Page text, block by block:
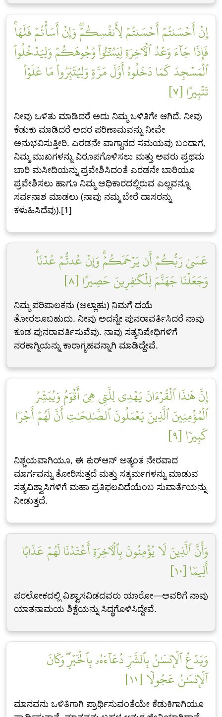
إِنۡ أَحۡسَنتُمۡ أَحۡسَنتُمۡ لِأَنفُسِكُمۡۖ وَإِنۡ أَسَأۡتُمۡ فَلَهَاۚ
فَإِذَا جَآءَ وَعۡدُ ٱلۡأٓخِرَةِ لِيَسُـُٔواْ وُجُوهَكُمۡ وَلِيَدۡخُلُواْ
ٱلۡمَسۡجِدَ كَمَا دَخَلُوهُ أَوَّلَ مَرَّةٖ وَلِيُتَبِّرُواْ مَا عَلَوۡاْ
تَتۡبِيرًا [٧]
ನೀವು ಒಳಿತು ಮಾಡಿದರೆ ಅದು ನಿಮ್ಮ ಒಳಿತಿಗೇ ಆಗಿದೆ. ನೀವು
ಕೆಡುಕು ಮಾಡಿದರೆ ಅದರ ಪರಿಣಾಮವನ್ನು ನೀವೇ
ಅನುಭವಿಸುತ್ತೀರಿ. ಎರಡನೇ ವಾಗ್ದಾನದ ಸಮಯವು ಬಂದಾಗ,
ನಿಮ್ಮ ಮುಖಗಳನ್ನು ವಿರೂಪಗೊಳಿಸಲು ಮತ್ತು ಅವರು ಪ್ರಥಮ
ಬಾರಿ ಮಸೀದಿಯನ್ನು ಪ್ರವೇಶಿಸಿದಂತೆ ಎರಡನೇ ಬಾರಿಯೂ
ಪ್ರವೇಶಿಸಲು ಹಾಗೂ ನಿಮ್ಮ ಅಧಿಕಾರದಲ್ಲಿರುವ ಎಲ್ಲವನ್ನೂ
ಸರ್ವನಾಶ ಮಾಡಲು (ನಾವು ನಮ್ಮ ಬೇರೆ ದಾಸರನ್ನು
ಕಳುಹಿಸಿದೆವು).[1]
عَسَىٰ رَبُّكُمۡ أَن يَرۡحَمَكُمۡۚ وَإِنۡ عُدتُّمۡ عُدۡنَاۚ
وَجَعَلۡنَا جَهَنَّمَ لِلۡكَٰفِرِينَ حَصِيرًا [٨]
ನಿಮ್ಮ ಪರಿಪಾಲಕನು (ಅಲ್ಲಾಹು) ನಿಮಗೆ ದಯೆ
ತೋರಲೂಬಹುದು. ನೀವು ಅದನ್ನೇ ಪುನರಾವರ್ತಿಸಿದರೆ ನಾವು
ಕೂಡ ಪುನರಾವರ್ತಿಸುವೆವು. ನಾವು ಸತ್ಯನಿಷೇಧಿಗಳಿಗೆ
ನರಕಾಗ್ನಿಯನ್ನು ಕಾರಾಗೃಹವನ್ನಾಗಿ ಮಾಡಿದ್ದೇವೆ.
إِنَّ هَٰذَا ٱلۡقُرۡءَانَ يَهۡدِي لِلَّتِي هِيَ أَقۡوَمُ وَيُبَشِّرُ
ٱلۡمُؤۡمِنِينَ ٱلَّذِينَ يَعۡمَلُونَ ٱلصَّٰلِحَٰتِ أَنَّ لَهُمۡ أَجۡرٗا
كَبِيرٗا [٩]
ನಿಶ್ಚಯವಾಗಿಯೂ, ಈ ಕುರ್‌ಆನ್ ಅತ್ಯಂತ ನೇರವಾದ
ಮಾರ್ಗವನ್ನು ತೋರಿಸುತ್ತದೆ ಮತ್ತು ಸತ್ಕರ್ಮಗಳನ್ನು ಮಾಡುವ
ಸತ್ಯವಿಶ್ವಾಸಿಗಳಿಗೆ ಮಹಾ ಪ್ರತಿಫಲವಿದೆಯೆಂಬ ಸುವಾರ್ತೆಯನ್ನು
ನೀಡುತ್ತದೆ.
وَأَنَّ ٱلَّذِينَ لَا يُؤۡمِنُونَ بِٱلۡأٓخِرَةِ أَعۡتَدۡنَا لَهُمۡ عَذَابًا
أَلِيمٗا [١٠]
ಪರಲೋಕದಲ್ಲಿ ವಿಶ್ವಾಸವಿಡದವರು ಯಾರೋ—ಅವರಿಗೆ ನಾವು
ಯಾತನಾಮಯ ಶಿಕ್ಷೆಯನ್ನು ಸಿದ್ಧಗೊಳಿಸಿದ್ದೇವೆ.
وَيَدۡعُ ٱلۡإِنسَٰنُ بِٱلشَّرِّ دُعَآءَهُۥ بِٱلۡخَيۡرِۖ وَكَانَ
ٱلۡإِنسَٰنُ عَجُولٗا [١١]
ಮಾನವನು ಒಳಿತಿಗಾಗಿ ಪ್ರಾರ್ಥಿಸುವಂತೆಯೇ ಕೆಡುಕಿಗಾಗಿಯೂ